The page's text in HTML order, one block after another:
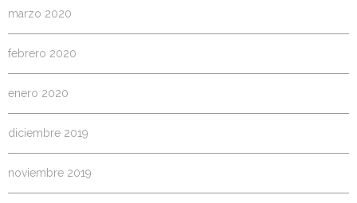
marzo 2020
febrero 2020
enero 2020
diciembre 2019
noviembre 2019